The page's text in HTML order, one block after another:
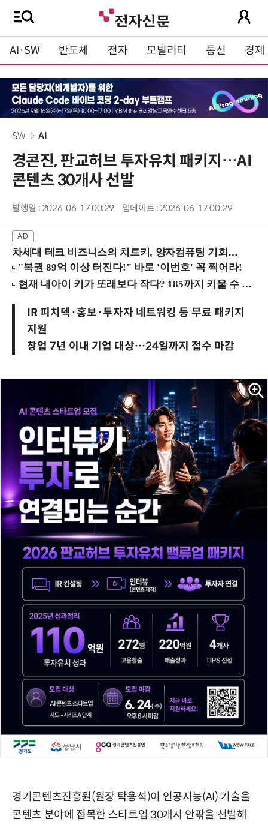
AI·SW 반도체 전자 모빌리티 통신 경제
SW AI
경콘진, 판교허브 투자유치 패키지…AI
콘텐츠 30개사 선발
발행일 : 2026-06-17 00:29 업데이트 : 2026-06-17 00:29
차세대 테크 비즈니스의 치트키, 양자컴퓨팅 기회를 선점하라! (8/28 강남역)
IR 피치덱·홍보·투자자 네트워킹 등 무료 패키지
지원
창업 7년 이내 기업 대상…24일까지 접수 마감
경기콘텐츠진흥원(원장 탁용석)이 인공지능(AI) 기술을
콘텐츠 분야에 접목한 스타트업 30개사 안팎을 선발해